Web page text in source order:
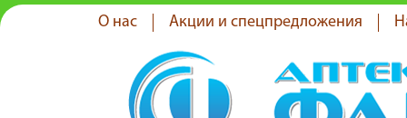
О нас Акции и спецпредложения